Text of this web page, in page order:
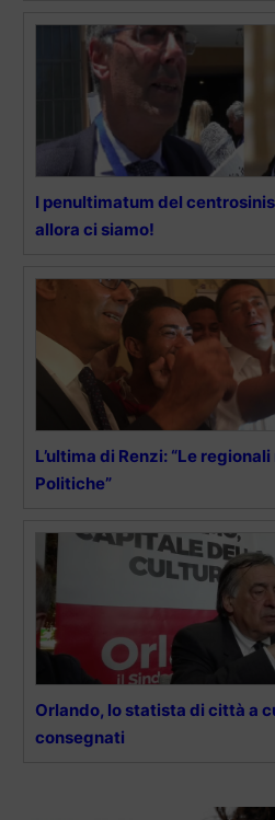
I penultimatum del
allora ci siamo!
L’ultima di Renzi: “Le
Politiche”
Orlando, lo statista di città a
consegnati